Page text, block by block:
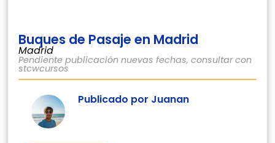
Buques de Pasaje en Madrid
Madrid
Pendiente publicación nuevas fechas, consultar con
stcwcursos
Publicado por Juanan